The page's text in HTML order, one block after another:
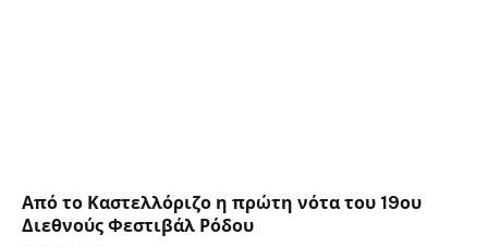
Από το Καστελλόριζο η πρώτη νότα του 19ου
Διεθνούς Φεστιβάλ Ρόδου